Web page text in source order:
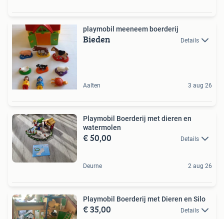
playmobil meeneem boerderij
Bieden Details
Aalten 3 aug 26
Playmobil Boerderij met dieren en
watermolen
€ 50,00 Details
Deurne 2 aug 26
Playmobil Boerderij met Dieren en Silo
€ 35,00 Details